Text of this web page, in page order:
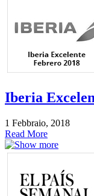
Iberia
1 Febbraio, 2018
Read More